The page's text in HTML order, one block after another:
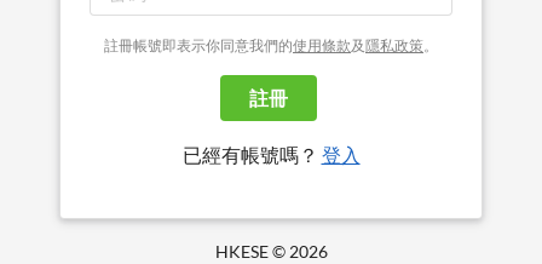
註冊帳號即表示你同意我們的使用條款及隱私政策。
註冊
已經有帳號嗎？ 登入
HKESE © 2026